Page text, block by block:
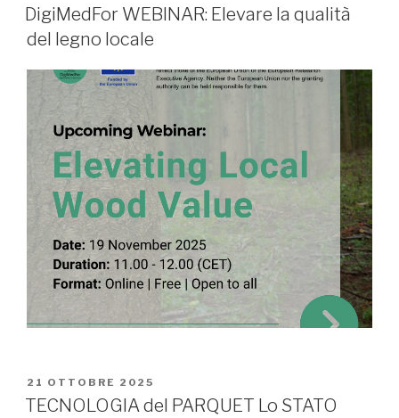
IL
DigiMedFor WEBINAR: Elevare la qualità
del legno locale
PUBBLICATO
IL
21 OTTOBRE 2025
TECNOLOGIA del PARQUET Lo STATO